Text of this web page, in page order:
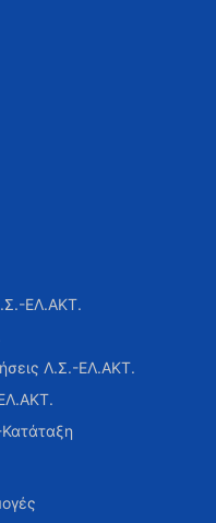
ΕΛ.ΑΚΤ.
Λ.Σ.-ΕΛ.ΑΚΤ.